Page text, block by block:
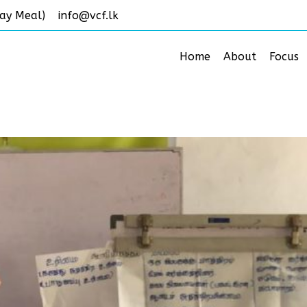
Meal) info@vcf.lk
Home About Focus